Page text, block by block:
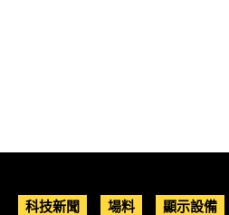
科技新聞 場料 顯示設備